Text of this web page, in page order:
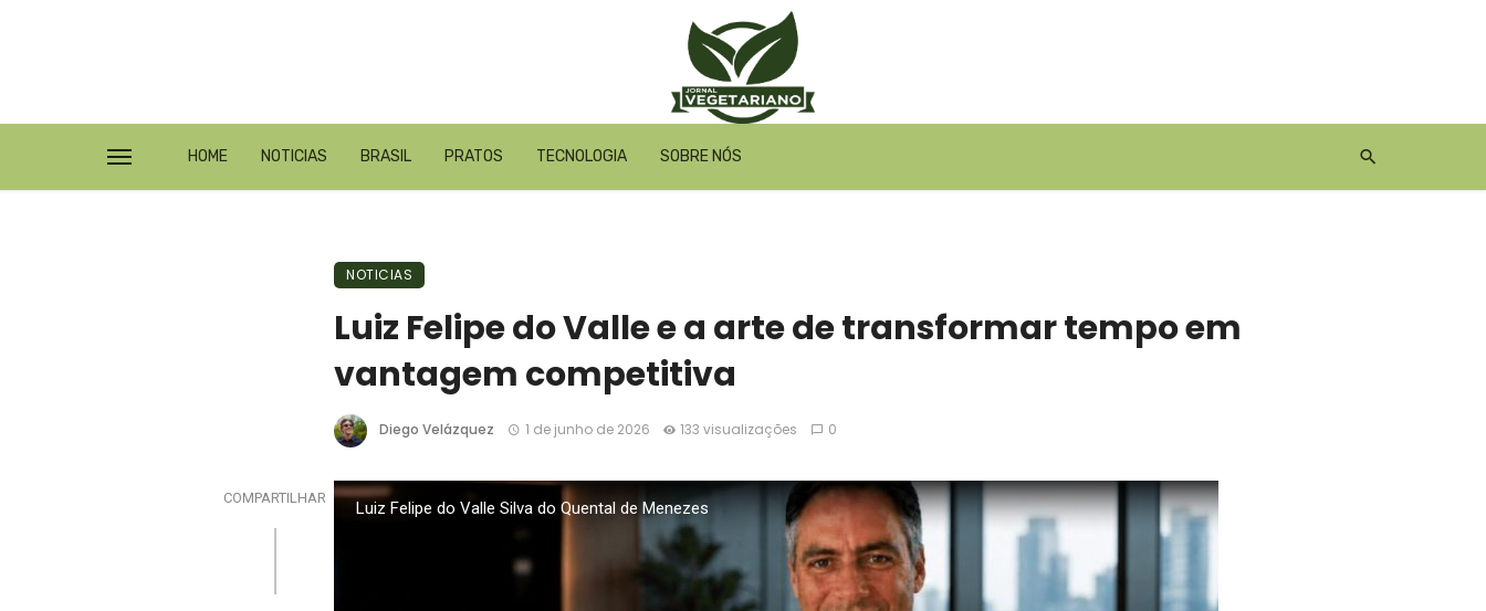
HOME NOTICIAS BRASIL PRATOS TECNOLOGIA SOBRE NÓS
NOTICIAS
Luiz Felipe do Valle e a arte de transformar tempo em
vantagem competitiva
Diego Velázquez 1 de junho de 2026 133 visualizações 0
COMPARTILHAR
Luiz Felipe do Valle Silva do Quental de Menezes